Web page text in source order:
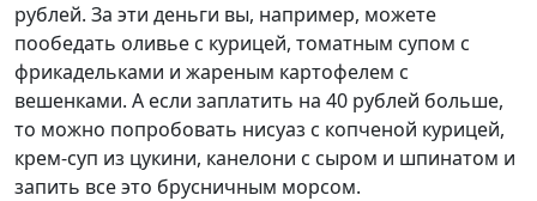
рублей. За эти деньги вы, например, можете
пообедать оливье с курицей, томатным супом с
фрикадельками и жареным картофелем с
вешенками. А если заплатить на 40 рублей больше,
то можно попробовать нисуаз с копченой курицей,
крем-суп из цукини, канелони с сыром и шпинатом и
запить все это брусничным морсом.